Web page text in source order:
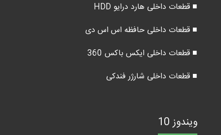
■ قطعات داخلی هارد درایو HDD
■ قطعات داخلی حافظه اس اس دی
■ قطعات داخلی ایکس باکس 360
■ قطعات داخلی شارژر فندکی
ویندوز 10